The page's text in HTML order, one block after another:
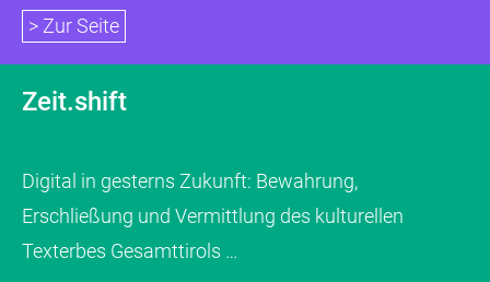
> Zur Seite
Zeit.shift
Digital in gesterns Zukunft: Bewahrung,
Erschließung und Vermittlung des kulturellen
Texterbes Gesamttirols …